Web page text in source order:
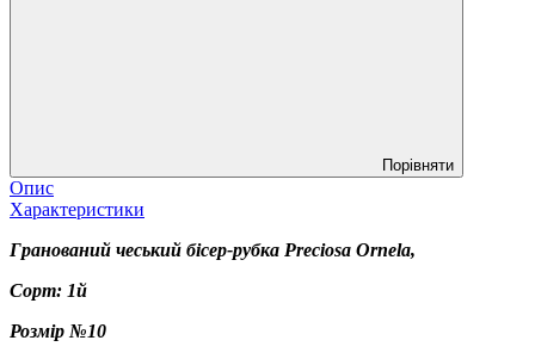
Порівняти
Опис
Характеристики
Гранований чеський бісер-рубка Preciosa Ornela,
Сорт: 1й
Розмір №10